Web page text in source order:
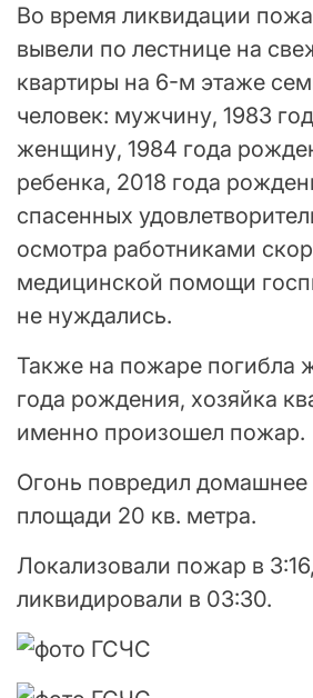
Во время ликвидации
вывели по лестнице на
квартиры на 6-м этаже
человек: мужчину, 1983
женщину, 1984 года
ребенка, 2018 года
спасенных
осмотра работниками
медицинской помощи
не нуждались.
Также на пожаре погибла
года рождения, хозяйка
именно произошел пожар.
Огонь повредил
площади 20 кв. метра.
Локализовали пожар в 3:16,
ликвидировали в 03:30.